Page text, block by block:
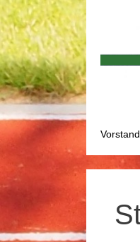
Zum
Inhalt
springen
Vorstand